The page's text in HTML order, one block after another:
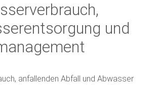
und
anfallenden Abfall und Abwasser